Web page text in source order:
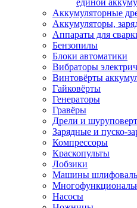
единой
Аккумуляторные
Аккумуляторы,
Аппараты для
Бензопилы
Блоки автоматики
Вибраторы
Винтовёрты
Гайковёрты
Генераторы
Гравёры
Дрели и
Зарядные и пуско-
Компрессоры
Краскопульты
Лобзики
Машины
Насосы